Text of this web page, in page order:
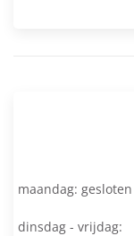
maandag: gesloten
dinsdag - vrijdag: